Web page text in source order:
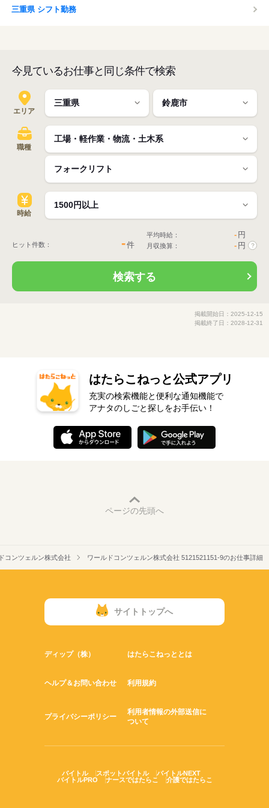
三重県 シフト勤務
今見ているお仕事と同じ条件で検索
エリア
職種
時給
ヒット件数： -件
平均時給： - 円
月収換算： - 円 ?
検索する
掲載開始日：2025-12-15
掲載終了日：2028-12-31
はたらこねっと公式アプリ
充実の検索機能と便利な通知機能で
アナタのしごと探しをお手伝い！
ページの先頭へ
コンツェルン株式会社 ワールドコンツェルン株式会社 5121521151-9のお仕事詳細
サイトトップへ
ディップ（株） はたらこねっととは
ヘルプ＆お問い合わせ 利用規約
プライバシーポリシー
利用者情報の外部送信に
ついて
バイトル スポットバイトル
バイトルNEXT
バイトルPRO
ナースではたらこ 介護ではたらこ